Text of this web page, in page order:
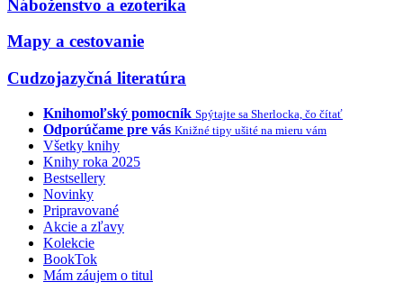
Náboženstvo a ezoterika
Mapy a cestovanie
Cudzojazyčná literatúra
Knihomoľský pomocník Spýtajte sa Sherlocka, čo čítať
Odporúčame pre vás Knižné tipy ušité na mieru vám
Všetky knihy
Knihy roka 2025
Bestsellery
Novinky
Pripravované
Akcie a zľavy
Kolekcie
BookTok
Mám záujem o titul